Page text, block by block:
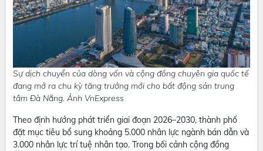
Sự dịch chuyển của dòng vốn và cộng đồng chuyên gia quốc tế
đang mở ra chu kỳ tăng trưởng mới cho bất động sản trung
tâm Đà Nẵng. Ảnh VnExpress
Theo định hướng phát triển giai đoạn 2026–2030, thành phố
đặt mục tiêu bổ sung khoảng 5.000 nhân lực ngành bán dẫn và
3.000 nhân lực trí tuệ nhân tạo. Trong bối cảnh cộng đồng